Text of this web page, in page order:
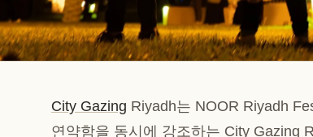
City Gazing Riyadh는 NOOR Riyadh
연약함을 동시에 강조하는 City Gazing